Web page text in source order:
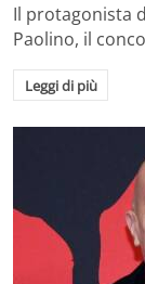
Il protagonista
Paolino, il
Leggi di più